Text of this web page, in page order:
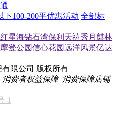
下100-200平优惠活动 全部标
红星海钻石湾保利天禧秀月麒林
摩登公园信心花园远洋风景亿达
限公司 版权所有
消费者权益保障 消费保障店铺
-1